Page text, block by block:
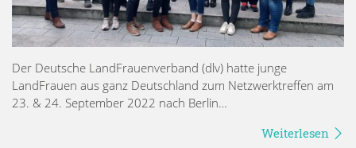
Der Deutsche LandFrauenverband (dlv) hatte junge
LandFrauen aus ganz Deutschland zum Netzwerktreffen am
23. & 24. September 2022 nach Berlin…
Weiterlesen